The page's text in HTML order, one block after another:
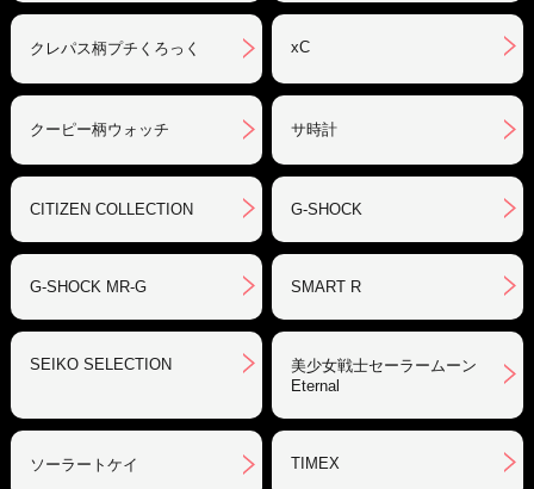
クレパス柄プチくろっく xC
クーピー柄ウォッチ サ時計
CITIZEN COLLECTION G-SHOCK
G-SHOCK MR-G SMART R
SEIKO SELECTION
美少女戦士セーラームーン
Eternal
ソーラートケイ TIMEX